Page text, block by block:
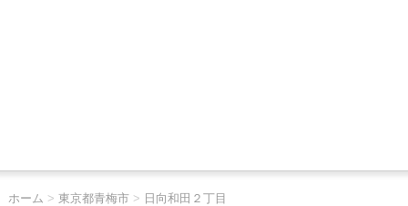
ホーム > 東京都青梅市> 日向和田２丁目